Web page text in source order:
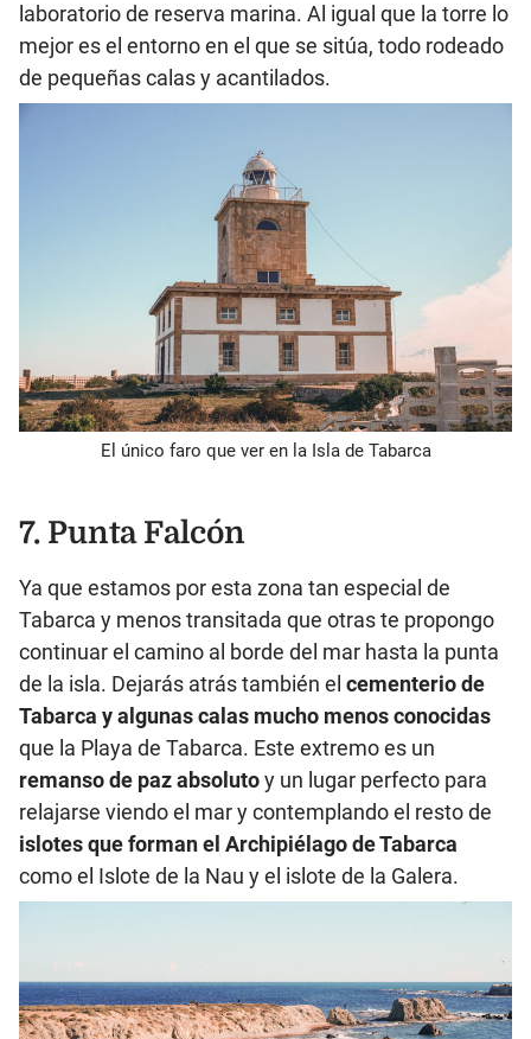
laboratorio de reserva marina. Al igual que la torre lo
mejor es el entorno en el que se sitúa, todo rodeado
de pequeñas calas y acantilados.
El único faro que ver en la Isla de Tabarca
7. Punta Falcón
Ya que estamos por esta zona tan especial de
Tabarca y menos transitada que otras te propongo
continuar el camino al borde del mar hasta la punta
de la isla. Dejarás atrás también el cementerio de
Tabarca y algunas calas mucho menos conocidas
que la Playa de Tabarca. Este extremo es un
remanso de paz absolutoy un lugar perfecto para
relajarse viendo el mar y contemplando el resto de
islotes que forman el Archipiélago de Tabarca
como el Islote de la Nau y el islote de la Galera.